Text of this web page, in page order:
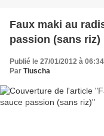
Faux maki au
passion (sans riz)
Publié le 27/01/2012 à 06:34
Par Tiuscha